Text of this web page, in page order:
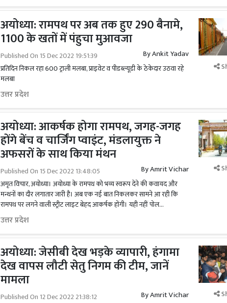
अयोध्या: रामपथ पर अब तक हुए 290 बैनामे,
1100 के खतों में पंहुचा मुआवजा
Published On 15 Dec 2022 19:51:39 ByAnkit Yadav
प्रतिदिन निकल रहा 600 ट्राली मलबा, प्राइवेट व पीडब्ल्यूडी के ठेकेदार उठवा रहे
मलबा
उत्तर प्रदेश
अयोध्या: आकर्षक होगा रामपथ, जगह-जगह
होंगे बेंच व चार्जिंग प्वाइंट, मंडलायुक्त ने
अफसरों के साथ किया मंथन
Published On 15 Dec 2022 13:48:05 ByAmrit Vichar
अमृत विचार, अयोध्या। अयोध्या के रामपथ को भव्य स्वरूप देने की कवायद और
मन्थनों का दौर लगातार जारी है। अब एक नई बात निकलकर सामने आ रही कि
रामपथ पर लगने वाली स्ट्रीट लाइट बेहद आकर्षक होंगी। यही नहीं पोल...
उत्तर प्रदेश
अयोध्या: जेसीबी देख भड़के व्यापारी, हंगामा
देख वापस लौटी सेतु निगम की टीम, जानें
मामला
Published On 12 Dec 2022 21:38:12 ByAmrit Vichar